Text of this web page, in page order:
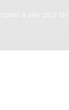
à aller plus loin